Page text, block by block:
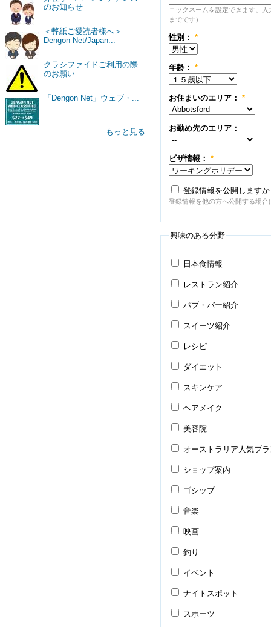
のお知らせ
＜弊紙ご愛読者様へ＞
Dengon Net/Japan...
クラシファイドご利用の際
のお願い
「Dengon Net」ウェブ・...
もっと見る
ニックネームを設定できます。
までです）
性別： *
年齢： *
お住まいのエリア： *
お勤め先のエリア：
ビザ情報： *
登録情報を公開します
登録情報を他の方へ公開する場
興味のある分野
日本食情報
レストラン紹介
パブ・バー紹介
スイーツ紹介
レシピ
ダイエット
スキンケア
ヘアメイク
美容院
オーストラリア人気ブ
ショップ案内
ゴシップ
音楽
映画
釣り
イベント
ナイトスポット
スポーツ